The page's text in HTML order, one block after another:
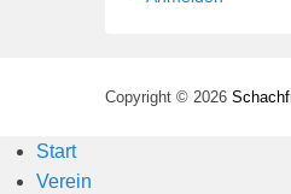
Copyright © 2026
Start
Verein